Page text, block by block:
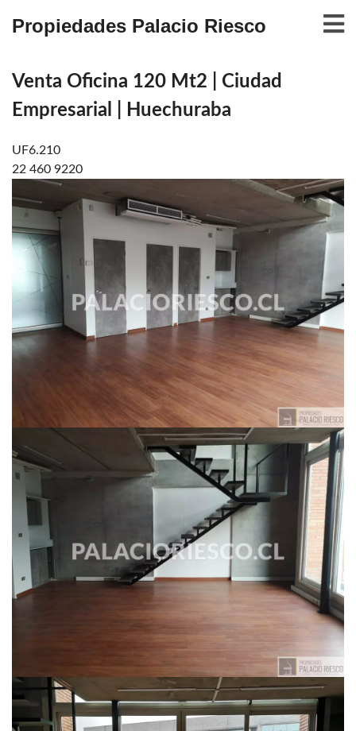
Propiedades Palacio Riesco
Venta Oficina 120 Mt2 | Ciudad
Empresarial | Huechuraba
UF6.210
22 460 9220